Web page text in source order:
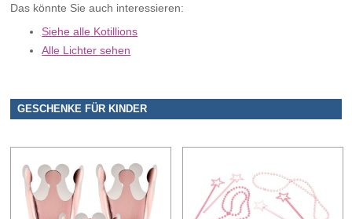
Das könnte Sie auch interessieren:
Siehe alle Kotillions
Alle Lichter sehen
GESCHENKE FÜR KINDER